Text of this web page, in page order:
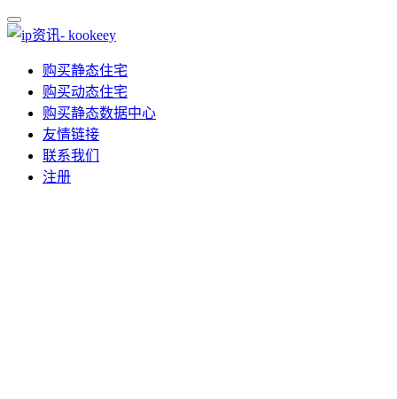
购买静态住宅
购买动态住宅
购买静态数据中心
友情链接
联系我们
注册